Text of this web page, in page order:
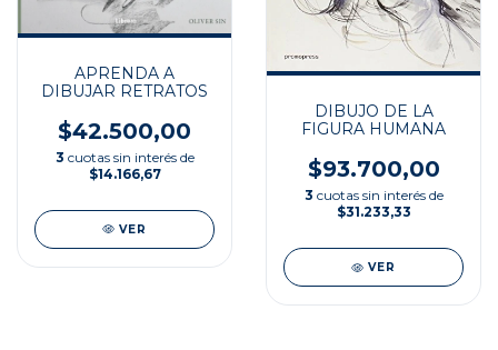
APRENDA A
DIBUJAR RETRATOS
$42.500,00
3 cuotas sin interés de
$14.166,67
VER
DIBUJO DE LA
FIGURA HUMANA
$93.700,00
3 cuotas sin interés de
$31.233,33
VER